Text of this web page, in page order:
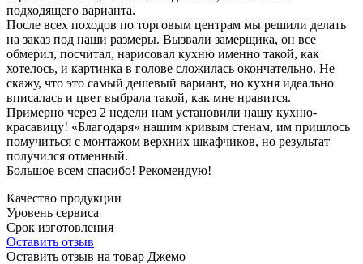
подходящего варианта.
После всех походов по торговым центрам мы решили делать
на заказ под наши размеры. Вызвали замерщика, он все
обмерил, посчитал, нарисовал кухню именно такой, как
хотелось, и картинка в голове сложилась окончательно. Не
скажу, что это самый дешевый вариант, но кухня идеально
вписалась и цвет выбрала такой, как мне нравится.
Примерно через 2 недели нам установили нашу кухню-
красавицу! «Благодаря» нашим кривым стенам, им пришлось
помучиться с монтажом верхних шкафчиков, но результат
получился отменный.
Большое всем спасибо! Рекомендую!
Качество продукции
Уровень сервиса
Срок изготовления
Оставить отзыв
Оставить отзыв на товар Джемо